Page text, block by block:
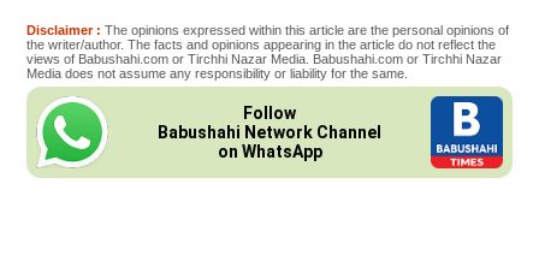
Disclaimer : The opinions expressed within this article are the personal opinions of
the writer/author. The facts and opinions appearing in the article do not reflect the
views of Babushahi.com or Tirchhi Nazar Media. Babushahi.com or Tirchhi Nazar
Media does not assume any responsibility or liability for the same.
Follow
Babushahi Network Channel
on WhatsApp